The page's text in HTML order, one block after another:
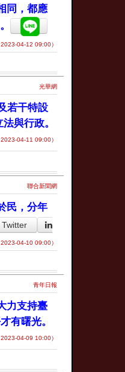
同，都應
04-12 09:00）
光華網
若干特設
與行政。
04-11 09:00）
聯合新聞網
民，分年
Twitter
04-10 09:00）
青年日報
力支持臺
有曙光。
04-09 10:00）